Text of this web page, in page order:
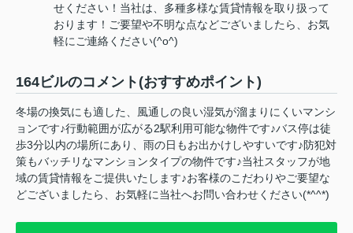
せください！当社は、多種多様な賃貸情報を取り扱って
おります！ご要望や不明な点などございましたら、お気
軽にご連絡ください(^o^)
164ビルのコメント(おすすめポイント)
冬場の換気にも適した、風通しの良い湿気が溜まりにくいマンシ
ョンです♪行動範囲が広がる2駅利用可能な物件です♪バス停は徒
歩3分以内の場所にあり、雨の日もお出かけしやすいです♪防犯対
策もバッチリなマンションタイプの物件です♪当社スタッフが地
域の賃貸情報をご提供いたします♪お客様のこだわりやご要望な
どございましたら、お気軽に当社へお問い合わせください(*^^*)